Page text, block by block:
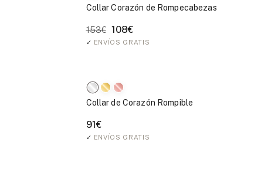
Collar Corazón de Rompecabezas
153€ 108€
✓ ENVÍOS GRATIS
Collar de Corazón Rompible
91€
✓ ENVÍOS GRATIS